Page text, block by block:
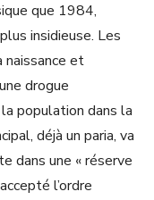
que 1984,
insidieuse. Les
naissance et
drogue
population dans la
déjà un paria, va
dans une « réserve
l’ordre